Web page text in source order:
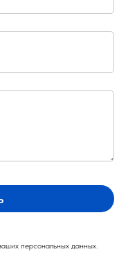
персональных данных.